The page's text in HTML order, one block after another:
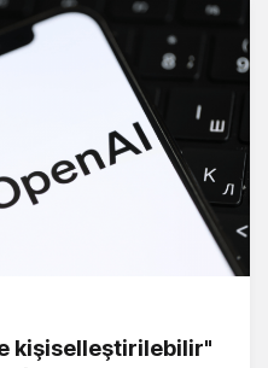
kişiselleştirilebilir"